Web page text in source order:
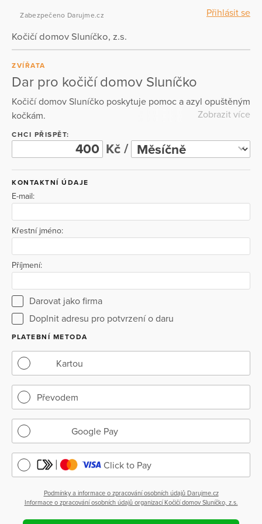
Přihlásit se
Zabezpečeno Darujme.cz
Kočičí domov Sluníčko, z.s.
ZVÍŘATA
Dar pro kočičí domov Sluníčko
Kočičí domov Sluníčko poskytuje pomoc a azyl opuštěným
kočkám.
Zobrazit více
CHCI PŘISPĚT:
Kč /
KONTAKTNÍ ÚDAJE
E-mail:
Křestní jméno:
Příjmení:
Darovat jako firma
Doplnit adresu pro potvrzení o daru
PLATEBNÍ METODA
Kartou
Převodem
Google Pay
Click to Pay
Podmínky a informace o zpracování osobních údajů Darujme.cz
Informace o zpracování osobních údajů organizací Kočičí domov Sluníčko, z.s.